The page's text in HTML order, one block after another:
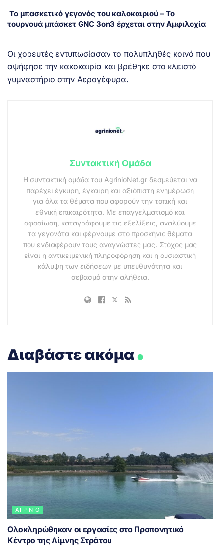
Το μπασκετικό γεγονός του καλοκαιριού – Το
τουρνουά μπάσκετ GNC 3on3 έρχεται στην Αμφιλοχία
Οι χορευτές εντυπωσίασαν το πολυπληθές κοινό που
αψήφησε την κακοκαιρία και βρέθηκε στο κλειστό
γυμναστήριο στην Αερογέφυρα.
Συντακτική Ομάδα
Η συντακτική ομάδα του AgrinioNet.gr δεσμεύεται να
παρέχει έγκυρη, έγκαιρη και αξιόπιστη ενημέρωση
για όλα τα θέματα που αφορούν την τοπική και
εθνική επικαιρότητα. Με επαγγελματισμό και
αφοσίωση, καταγράφουμε τις εξελίξεις, αναλύουμε
τα γεγονότα και φέρνουμε στο προσκήνιο θέματα
που ενδιαφέρουν τους αναγνώστες μας. Στόχος μας
είναι η αντικειμενική πληροφόρηση και η ουσιαστική
κάλυψη των ειδήσεων με υπευθυνότητα και
σεβασμό στην αλήθεια.
Διαβάστε ακόμα.
ΑΓΡΊΝΙΟ
Ολοκληρώθηκαν οι εργασίες στο Προπονητικό
Κέντρο της Λίμνης Στράτου